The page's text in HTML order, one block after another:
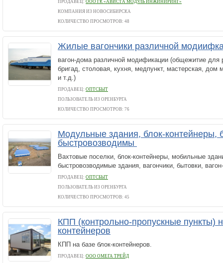
ПРОДАВЕЦ: ООО ГК «АВИСТА МОДУЛЬ ИНЖИНИРИНГ»
КОМПАНИЯ ИЗ НОВОСИБИРСКА
КОЛИЧЕСТВО ПРОСМОТРОВ: 48
Жилые вагончики различной
вагон-дома различной модификации (общежитие для
бригад, столовая, кухня, медпункт, мастерская, дом
и т.д.)
ПРОДАВЕЦ: ОПТСБЫТ
ПОЛЬЗОВАТЕЛЬ ИЗ ОРЕНБУРГА
КОЛИЧЕСТВО ПРОСМОТРОВ: 76
Модульные здания, блок-контейнеры,
быстровозводимы
Вахтовые поселки, блок-контейнеры, мобильные
быстровозводимые здания, вагончики, бытовки,
ПРОДАВЕЦ: ОПТСБЫТ
ПОЛЬЗОВАТЕЛЬ ИЗ ОРЕНБУРГА
КОЛИЧЕСТВО ПРОСМОТРОВ: 45
КПП (контрольно-пропускные пункты)
контейнеров
КПП на базе блок-контейнеров.
ПРОДАВЕЦ: ООО ОМЕГА ТРЕЙД